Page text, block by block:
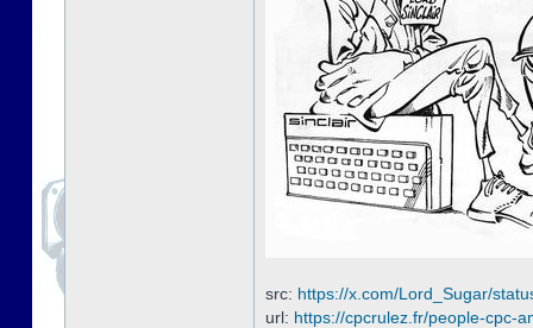
src: https://x.com/Lord_Sugar/
url: https://cpcrulez.fr/people-cpc-